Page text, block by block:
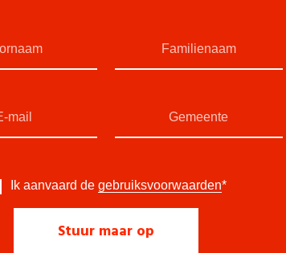
Ik aanvaard de gebruiksvoorwaarden*